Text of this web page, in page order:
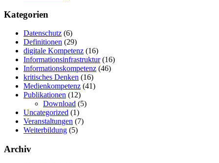
Kategorien
Datenschutz (6)
Definitionen (29)
digitale Kompetenz (16)
Informationsinfrastruktur(16)
Informationskompetenz (46)
kritisches Denken (16)
Medienkompetenz (41)
Publikationen (12)
Download (5)
Uncategorized (1)
Veranstaltungen (7)
Weiterbildung (5)
Archiv